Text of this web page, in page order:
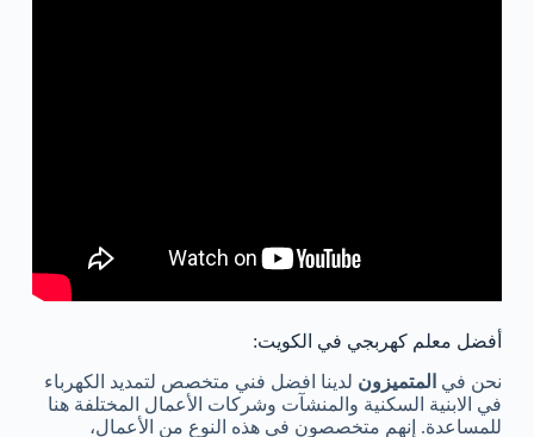
أفضل معلم كهربجي في الكويت:
نحن في المتميزون لدينا افضل فني متخصص لتمديد الكهرباء
في الابنية السكنية والمنشآت وشركات الأعمال المختلفة هنا
للمساعدة. إنهم متخصصون في هذه النوع من الأعمال،